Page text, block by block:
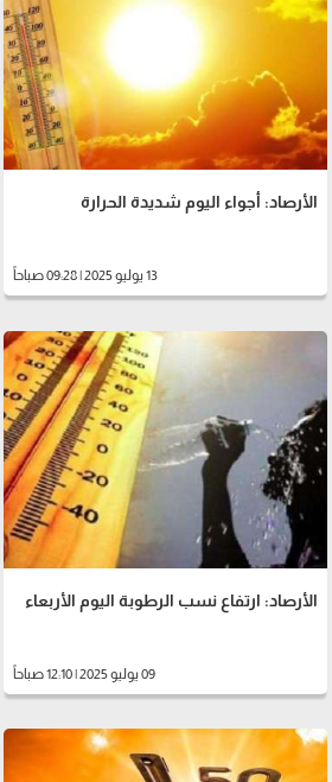
الأرصاد: أجواء اليوم شديدة الحرارة
13 يوليو 2025 | 09:28 صباحاً
الأرصاد: ارتفاع نسب الرطوبة اليوم الأربعاء
09 يوليو 2025 | 12:10 صباحاً